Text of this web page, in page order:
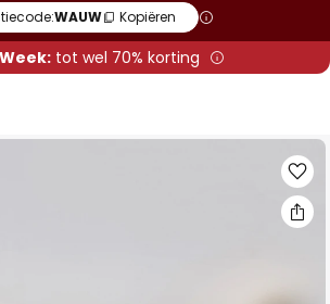
WAUW Kopiëren
tot wel 70% korting